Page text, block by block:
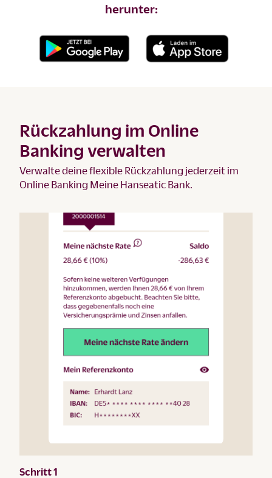
herunter:
Rückzahlung im Online
Banking verwalten
Verwalte deine flexible Rückzahlung jederzeit im
Online Banking Meine Hanseatic Bank.
Schritt 1